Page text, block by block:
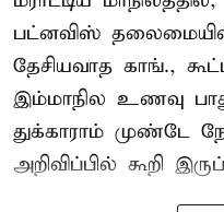
பட்னவிஸ் தலைமையில்
தேசியவாத காங்.,
இம்மாநில உணவு
துக்காராம் முண்டே
அறிவிப்பில் கூறி